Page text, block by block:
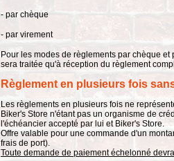
- par chèque
- par virement
Pour les modes de règlements par chèque
sera traitée qu'à réception du règlement
Règlement en plusieurs fois
Les règlements en plusieurs fois ne
Biker's Store n'étant pas un organisme de
l'échéancier accepté par lui et Biker's Store.
Offre valable pour une commande d'un
frais de port).
Toute demande de paiement échelonné